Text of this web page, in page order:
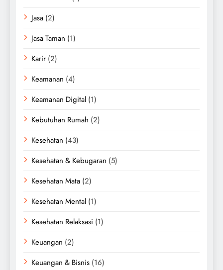
Jasa (2)
Jasa Taman (1)
Karir (2)
Keamanan (4)
Keamanan Digital (1)
Kebutuhan Rumah (2)
Kesehatan (43)
Kesehatan & Kebugaran (5)
Kesehatan Mata (2)
Kesehatan Mental (1)
Kesehatan Relaksasi (1)
Keuangan (2)
Keuangan & Bisnis (16)